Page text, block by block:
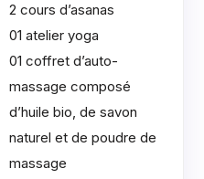
2 cours d’asanas
01 atelier yoga
01 coffret d’auto-
massage composé
d’huile bio, de savon
naturel et de poudre de
massage